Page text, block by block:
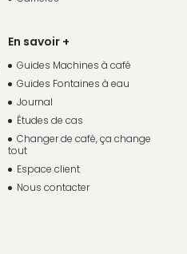
En savoir +
Guides Machines à café
Guides Fontaines à eau
Journal
Études de cas
Changer de café, ça change
tout
Espace client
Nous contacter